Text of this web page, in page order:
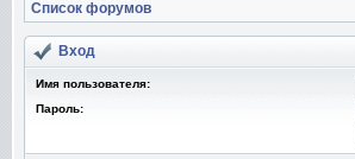
Список форумов
Вход
Имя пользователя:
Пароль: